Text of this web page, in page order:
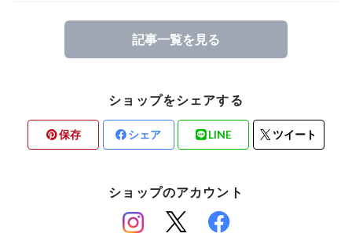
記事一覧を見る
ショップをシェアする
保存 シェア LINE ツイート
ショップのアカウント